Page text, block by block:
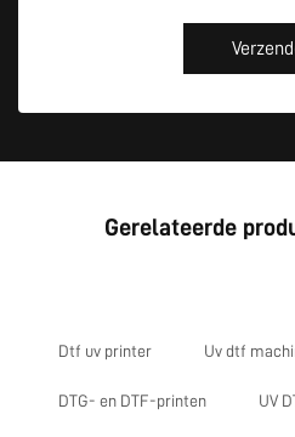
Gerelateerde
Dtf uv printer Uv dtf
DTG- en DTF-printen UV